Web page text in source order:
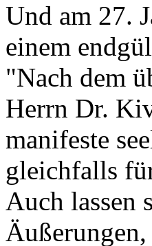
Und am 27.
einem
"Nach dem
Herrn Dr.
manifeste
gleichfalls
Auch lassen